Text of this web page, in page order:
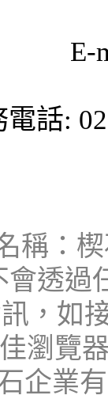
E-
電話:
稱：
透過
，如
瀏覽
企業